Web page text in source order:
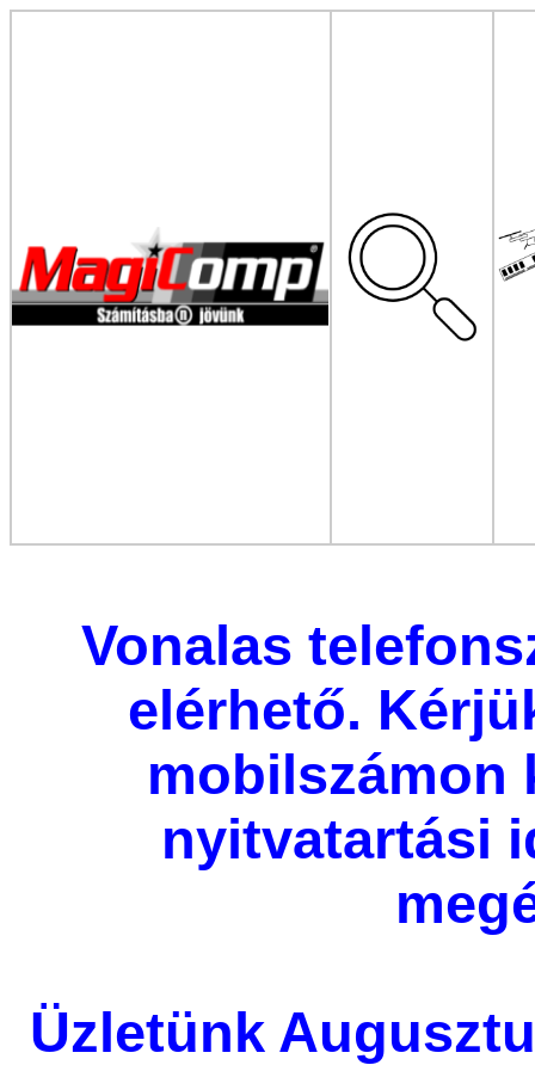
Vonalas
elérhető.
mobilszámon
nyitvatartási
Üzletünk